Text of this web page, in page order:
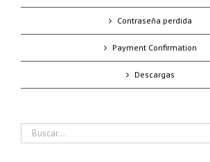
Contraseña perdida
Payment Confirmation
Descargas
Buscar: